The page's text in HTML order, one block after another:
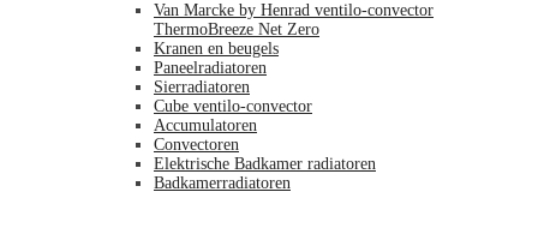
Van Marcke by Henrad ventilo-convector
ThermoBreeze Net Zero
Kranen en beugels
Paneelradiatoren
Sierradiatoren
Cube ventilo-convector
Accumulatoren
Convectoren
Elektrische Badkamer radiatoren
Badkamerradiatoren